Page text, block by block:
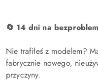
🔄 14 dni na
Nie trafiłeś z modelem?
fabrycznie nowego,
przyczyny.